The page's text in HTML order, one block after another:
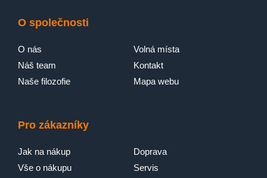
O společnosti
O nás
Náš team
Naše filozofie
Volná místa
Kontakt
Mapa webu
Pro zákazníky
Jak na nákup
Vše o nákupu
Doprava
Servis